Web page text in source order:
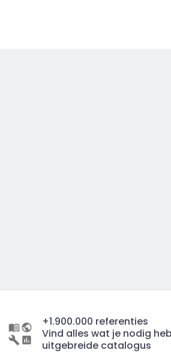
+1.900.000 referenties
Vind alles wat je nodig
uitgebreide catalogus